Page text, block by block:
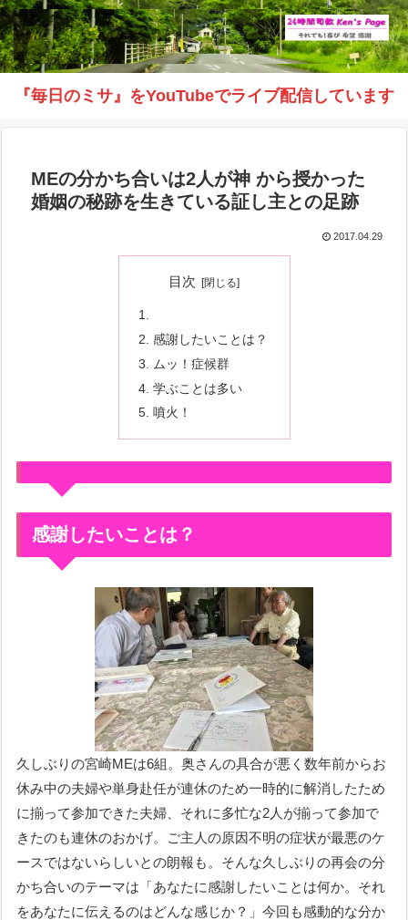
『毎日のミサ』をYouTubeでライブ配信しています
MEの分かち合いは2人が神 から授かった
婚姻の秘跡を生きている証し主との足跡
2017.04.29
目次
感謝したいことは？
ムッ！症候群
学ぶことは多い
噴火！
感謝したいことは？
久しぶりの宮崎MEは6組。奥さんの具合が悪く数年前からお
休み中の夫婦や単身赴任が連休のため一時的に解消したため
に揃って参加できた夫婦、それに多忙な2人が揃って参加で
きたのも連休のおかげ。ご主人の原因不明の症状が最悪のケ
ースではないらしいとの朗報も。そんな久しぶりの再会の分
かち合いのテーマは「あなたに感謝したいことは何か。それ
をあなたに伝えるのはどんな感じか？」今回も感動的な分か